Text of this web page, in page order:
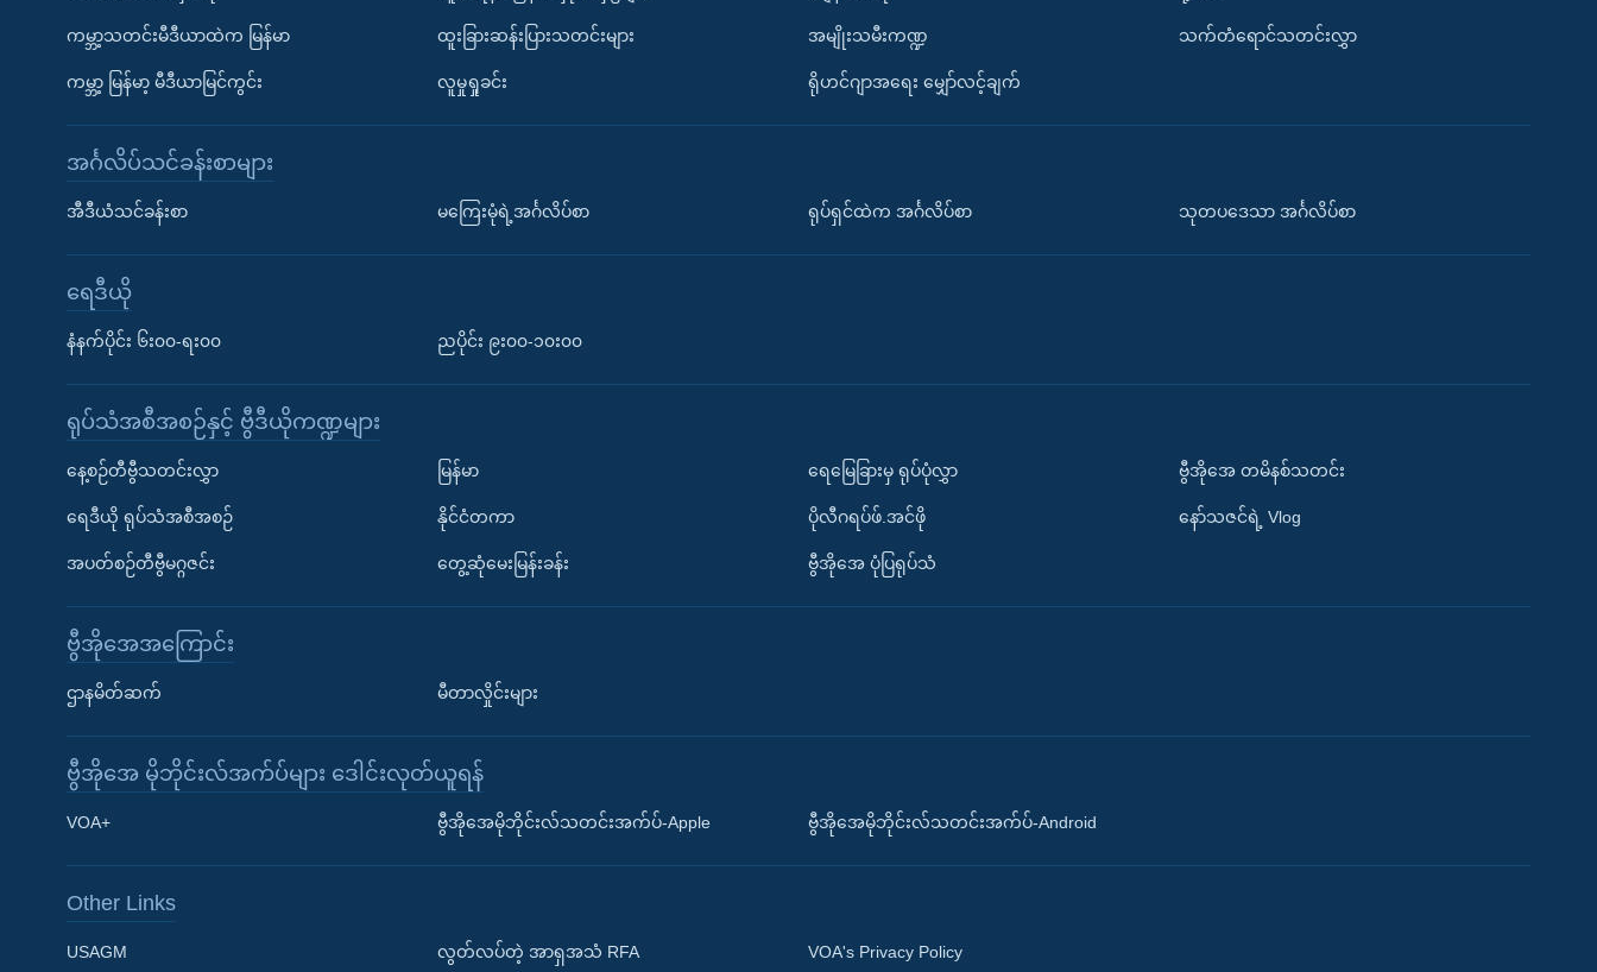
Learning English
ကမ္ဘာ့သတင်းမီဒီယာထဲက မြန်မာ
ကမ္ဘာ့ မြန်မာ့ မီဒီယာမြင်ကွင်း
ထူးခြားဆန်းပြားသတင်းများ
လူမှုရှုခင်း
အမျိုးသမီးကဏ္ဍ
ရိုဟင်ဂျာအရေး မျှော်လင့်ချက်
သက်တံရောင်သတင်းလွှာ
အင်္ဂလိပ်သင်ခန်းစာများ
အီဒီယံသင်ခန်းစာ မကြေးမုံရဲ့အင်္ဂလိပ်စာ ရုပ်ရှင်ထဲက အင်္ဂလိပ်စာ သုတပဒေသာ အင်္ဂလိပ်စာ
ရေဒီယို
နံနက်ပိုင်း ၆း၀၀-ရး၀၀ ညပိုင်း ၉း၀၀-၁၀း၀၀
ရုပ်သံအစီအစဉ်နှင့် ဗွီဒီယိုကဏ္ဍများ
နေ့စဉ်တီဗွီသတင်းလွှာ
ရေဒီယို ရုပ်သံအစီအစဉ်
အပတ်စဉ်တီဗွီမဂ္ဂဇင်း
မြန်မာ
နိုင်ငံတကာ
တွေ့ဆုံမေးမြန်းခန်း
ရေမြေခြားမှ ရုပ်ပုံလွှာ
ပိုလီဂရပ်ဖ်.အင်ဖို
ဗွီအိုအေ ပုံပြရုပ်သံ
ဗွီအိုအေ တမိနစ်သတင်း
နော်သဇင်ရဲ့ Vlog
ဗွီအိုအေအကြောင်း
ဌာနမိတ်ဆက် မီတာလှိုင်းများ
ဗွီအိုအေ မိုဘိုင်းလ်အက်ပ်များ ဒေါင်းလုတ်ယူရန်
VOA+ ဗွီအိုအေမိုဘိုင်းလ်သတင်းအက်ပ်-Apple ဗွီအိုအေမိုဘိုင်းလ်သတင်းအက်ပ်-Android
Other Links
USAGM လွတ်လပ်တဲ့ အာရှအသံ RFA VOA's Privacy Policy